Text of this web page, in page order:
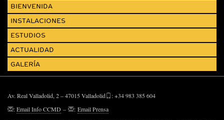
BIENVENIDA
INSTALACIONES
ESTUDIOS
ACTUALIDAD
GALERÍA
Av. Real Valladolid, 2 – 47015 Valladolid
: +34 983 385 604
:Email Info CCMD – : Email Prensa